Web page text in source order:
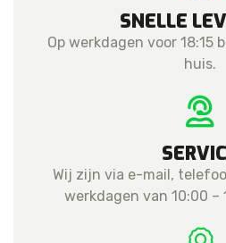
SNELLE
Op werkdagen voor 18:15
huis.
Wij zijn via e-mail,
werkdagen van 10:00 –